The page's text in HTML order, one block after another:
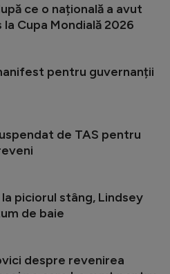
ce o națională a avut
Cupa Mondială 2026
pentru guvernanții
de TAS pentru
piciorul stâng, Lindsey
de baie
despre revenirea